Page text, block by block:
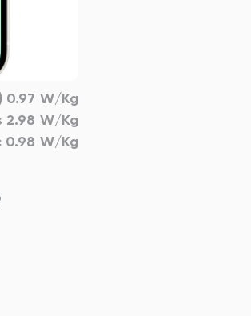
0.97 W/Kg
2.98 W/Kg
0.98 W/Kg